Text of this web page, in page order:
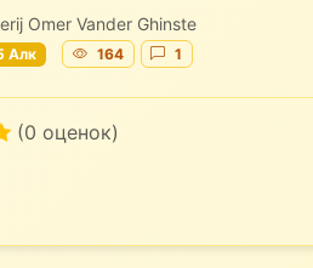
Omer Vander Ghinste
Алк 164 1
(0 оценок)